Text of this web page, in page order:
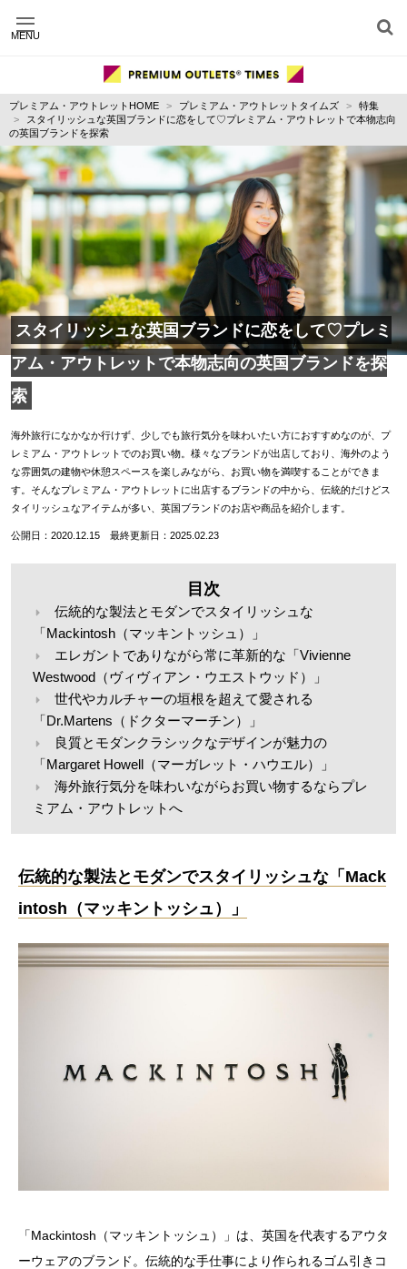
MENU
施設別に記事を探す
運営会社
利用規約
プライバシーポリシー
お問い合わせ
プレミアム・アウトレットHOME プレミアム・アウトレットタイムズ
特集
スタイリッシュな英国ブランドに恋をして♡プレミアム・アウトレットで本物志向
の英国ブランドを探索
スタイリッシュな英国ブランドに恋をして♡プレミ
アム・アウトレットで本物志向の英国ブランドを探
索
海外旅行になかなか行けず、少しでも旅行気分を味わいたい方におすすめなのが、プ
レミアム・アウトレットでのお買い物。様々なブランドが出店しており、海外のよう
な雰囲気の建物や休憩スペースを楽しみながら、お買い物を満喫することができま
す。そんなプレミアム・アウトレットに出店するブランドの中から、伝統的だけどス
タイリッシュなアイテムが多い、英国ブランドのお店や商品を紹介します。
公開日：2020.12.15 最終更新日：2025.02.23
目次
伝統的な製法とモダンでスタイリッシュな
「Mackintosh（マッキントッシュ）」
エレガントでありながら常に革新的な「Vivienne
Westwood（ヴィヴィアン・ウエストウッド）」
世代やカルチャーの垣根を超えて愛される
「Dr.Martens（ドクターマーチン）」
良質とモダンクラシックなデザインが魅力の
「Margaret Howell（マーガレット・ハウエル）」
海外旅行気分を味わいながらお買い物するならプレ
ミアム・アウトレットへ
伝統的な製法とモダンでスタイリッシュな「Mack
intosh（マッキントッシュ）」
「Mackintosh（マッキントッシュ）」は、英国を代表するアウタ
ーウェアのブランド。伝統的な手仕事により作られるゴム引きコ